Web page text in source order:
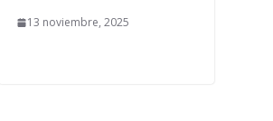
13 noviembre, 2025